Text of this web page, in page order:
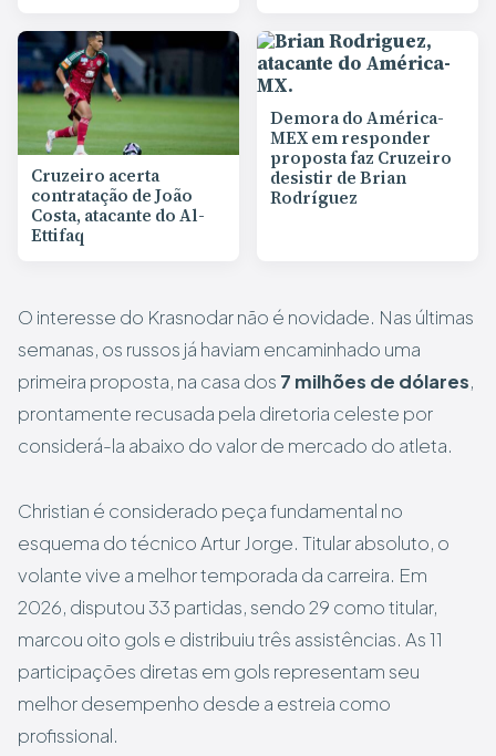
Cruzeiro acerta
contratação de João
Costa, atacante do Al-
Ettifaq
Demora do América-
MEX em responder
proposta faz Cruzeiro
desistir de Brian
Rodríguez
O interesse do Krasnodar não é novidade. Nas últimas
semanas, os russos já haviam encaminhado uma
primeira proposta, na casa dos 7 milhões de dólares,
prontamente recusada pela diretoria celeste por
considerá-la abaixo do valor de mercado do atleta.
Christian é considerado peça fundamental no
esquema do técnico Artur Jorge. Titular absoluto, o
volante vive a melhor temporada da carreira. Em
2026, disputou 33 partidas, sendo 29 como titular,
marcou oito gols e distribuiu três assistências. As 11
participações diretas em gols representam seu
melhor desempenho desde a estreia como
profissional.